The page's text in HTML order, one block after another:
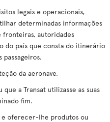
legais e operacionais,
determinadas informações
autoridades
do país que consta do itinerário
passageiros.
da aeronave.
a Transat utilizasse as suas
fim.
e oferecer-lhe produtos ou